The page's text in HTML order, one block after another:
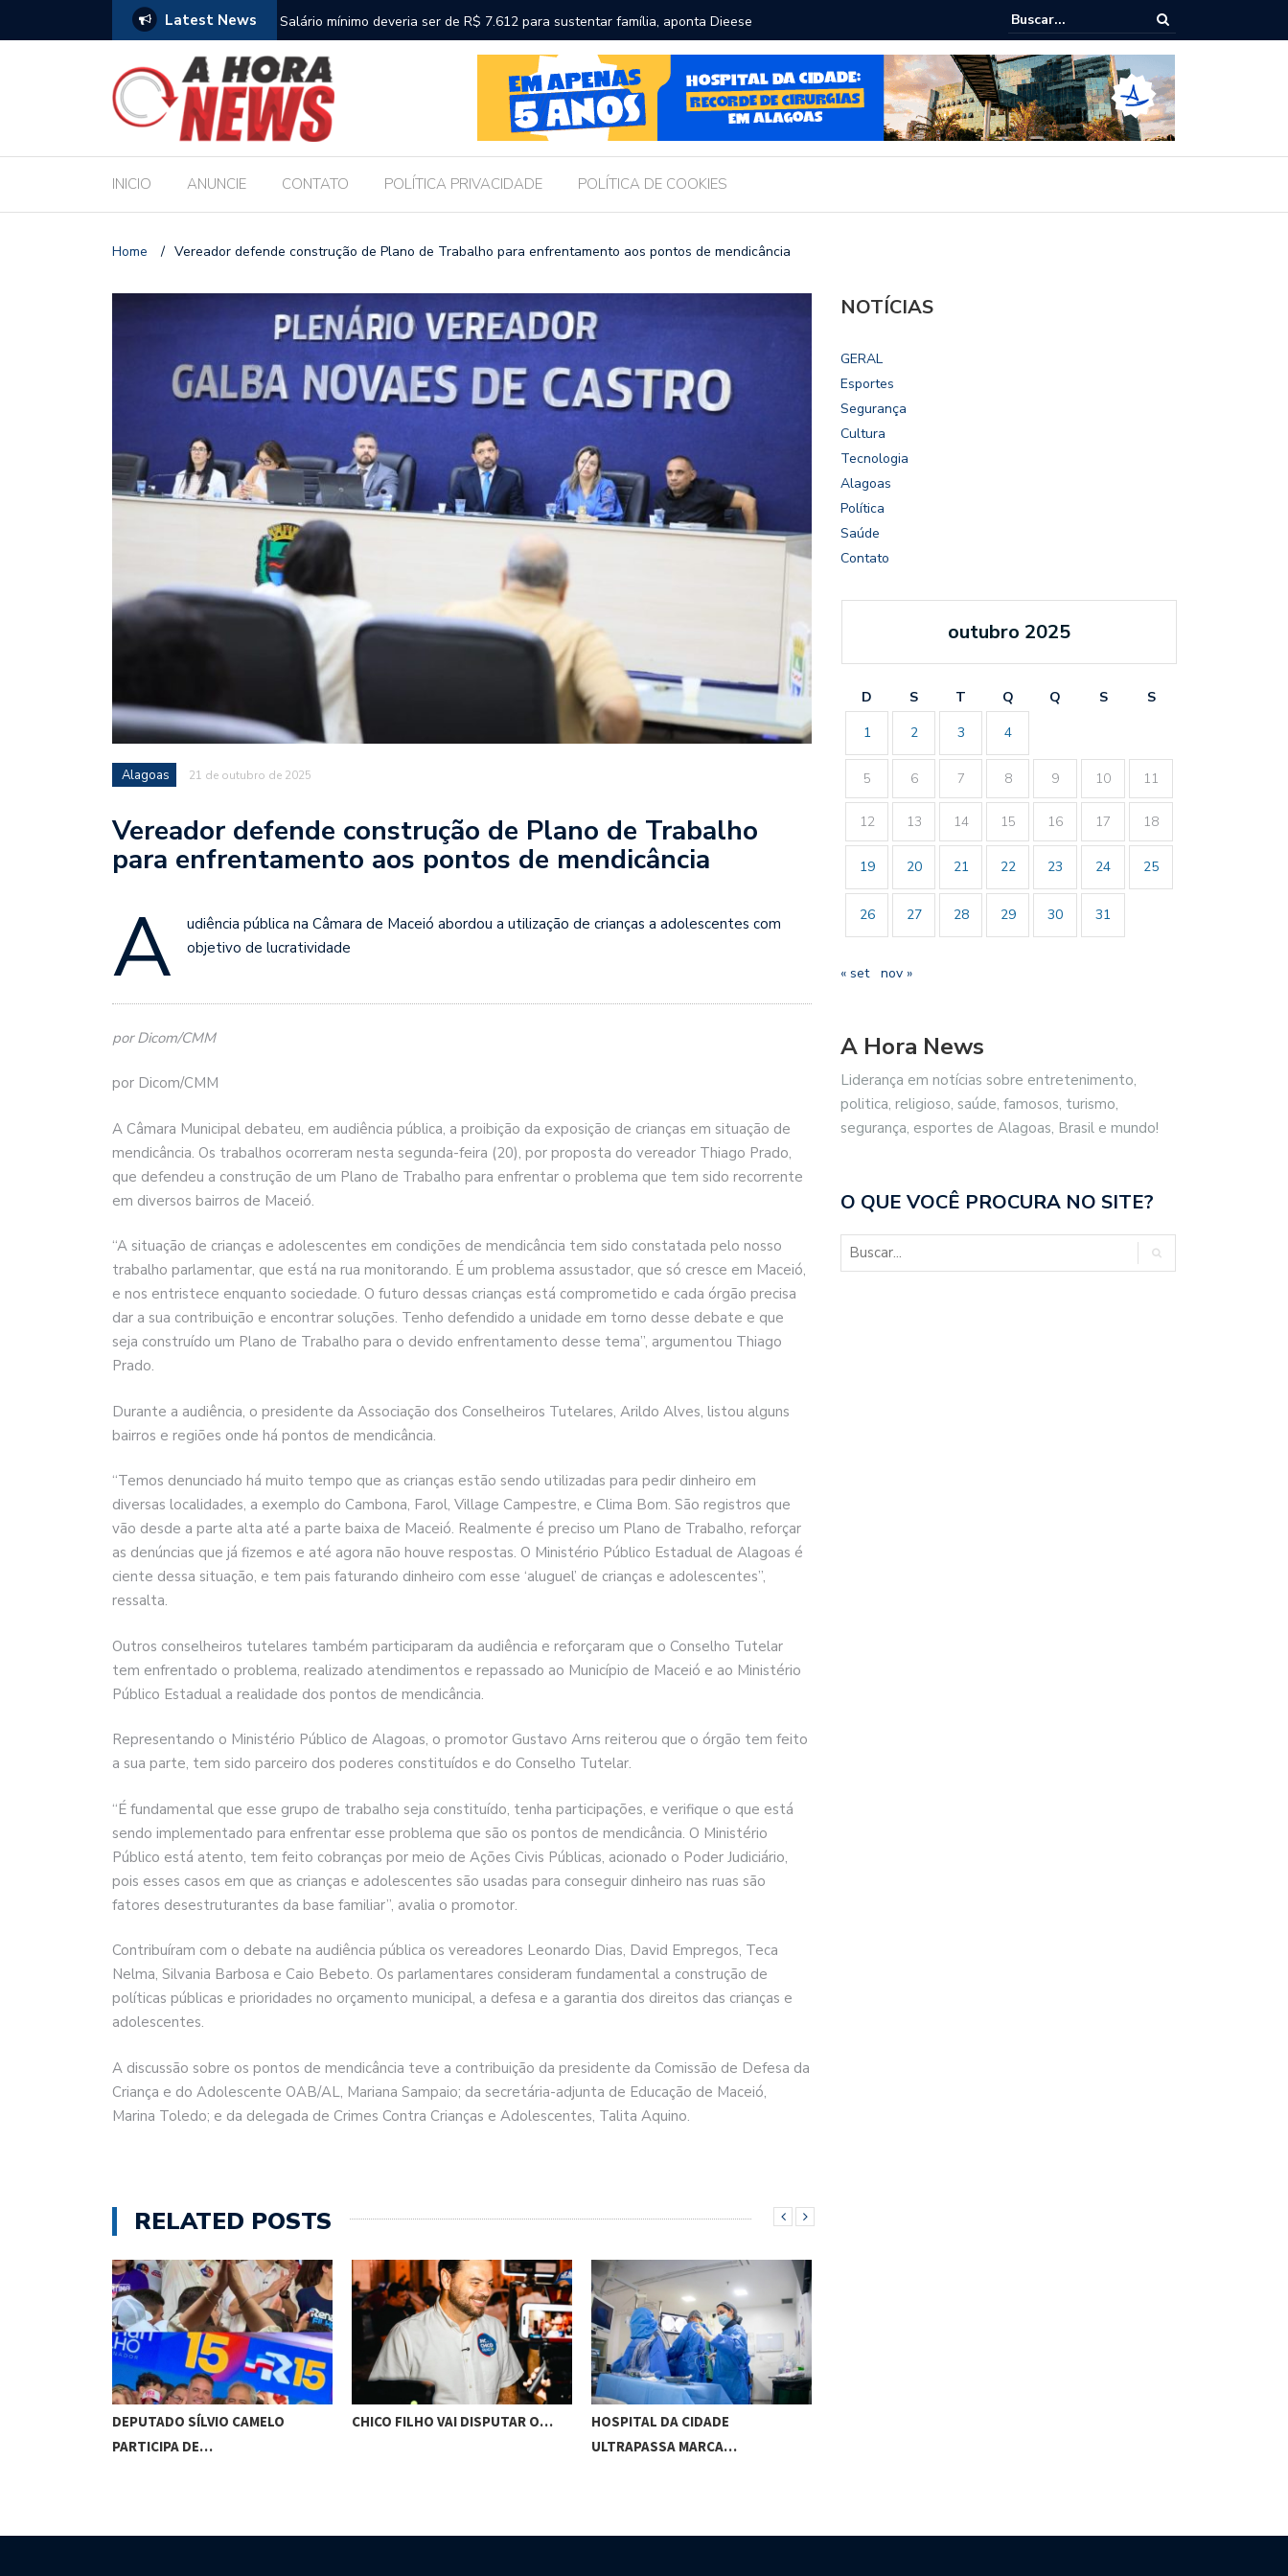
Latest News
sustentar família, aponta Dieese
Deputado Sílvio Camelo participa de convenção que oficializa candidaturas de Renan
Filho ao Governo e Renan Calheiros ao Senado
Chico Filho vai disputar o mandato de deputado federal nas eleições 2026
INICIO ANUNCIE CONTATO POLÍTICA PRIVACIDADE POLÍTICA DE COOKIES
Home / Vereador defende construção de Plano de Trabalho para enfrentamento aos pontos de mendicância
Alagoas 21 de outubro de 2025
Vereador defende construção de Plano de Trabalho
para enfrentamento aos pontos de mendicância
A
udiência pública na Câmara de Maceió abordou a utilização de crianças a adolescentes com
objetivo de lucratividade
por Dicom/CMM
por Dicom/CMM
A Câmara Municipal debateu, em audiência pública, a proibição da exposição de crianças em situação de
mendicância. Os trabalhos ocorreram nesta segunda-feira (20), por proposta do vereador Thiago Prado,
que defendeu a construção de um Plano de Trabalho para enfrentar o problema que tem sido recorrente
em diversos bairros de Maceió.
“A situação de crianças e adolescentes em condições de mendicância tem sido constatada pelo nosso
trabalho parlamentar, que está na rua monitorando. É um problema assustador, que só cresce em Maceió,
e nos entristece enquanto sociedade. O futuro dessas crianças está comprometido e cada órgão precisa
dar a sua contribuição e encontrar soluções. Tenho defendido a unidade em torno desse debate e que
seja construído um Plano de Trabalho para o devido enfrentamento desse tema”, argumentou Thiago
Prado.
Durante a audiência, o presidente da Associação dos Conselheiros Tutelares, Arildo Alves, listou alguns
bairros e regiões onde há pontos de mendicância.
“Temos denunciado há muito tempo que as crianças estão sendo utilizadas para pedir dinheiro em
diversas localidades, a exemplo do Cambona, Farol, Village Campestre, e Clima Bom. São registros que
vão desde a parte alta até a parte baixa de Maceió. Realmente é preciso um Plano de Trabalho, reforçar
as denúncias que já fizemos e até agora não houve respostas. O Ministério Público Estadual de Alagoas é
ciente dessa situação, e tem pais faturando dinheiro com esse ‘aluguel’ de crianças e adolescentes”,
ressalta.
Outros conselheiros tutelares também participaram da audiência e reforçaram que o Conselho Tutelar
tem enfrentado o problema, realizado atendimentos e repassado ao Município de Maceió e ao Ministério
Público Estadual a realidade dos pontos de mendicância.
Representando o Ministério Público de Alagoas, o promotor Gustavo Arns reiterou que o órgão tem feito
a sua parte, tem sido parceiro dos poderes constituídos e do Conselho Tutelar.
“É fundamental que esse grupo de trabalho seja constituído, tenha participações, e verifique o que está
sendo implementado para enfrentar esse problema que são os pontos de mendicância. O Ministério
Público está atento, tem feito cobranças por meio de Ações Civis Públicas, acionado o Poder Judiciário,
pois esses casos em que as crianças e adolescentes são usadas para conseguir dinheiro nas ruas são
fatores desestruturantes da base familiar”, avalia o promotor.
Contribuíram com o debate na audiência pública os vereadores Leonardo Dias, David Empregos, Teca
Nelma, Silvania Barbosa e Caio Bebeto. Os parlamentares consideram fundamental a construção de
políticas públicas e prioridades no orçamento municipal, a defesa e a garantia dos direitos das crianças e
adolescentes.
A discussão sobre os pontos de mendicância teve a contribuição da presidente da Comissão de Defesa da
Criança e do Adolescente OAB/AL, Mariana Sampaio; da secretária-adjunta de Educação de Maceió,
Marina Toledo; e da delegada de Crimes Contra Crianças e Adolescentes, Talita Aquino.
RELATED POSTS
DEPUTADO SÍLVIO CAMELO
PARTICIPA DE…
CHICO FILHO VAI DISPUTAR O…
HOSPITAL DA CIDADE
ULTRAPASSA MARCA…
NOTÍCIAS
GERAL
Esportes
Segurança
Cultura
Tecnologia
Alagoas
Política
Saúde
Contato
outubro 2025
D S T Q Q S
S
1
2 3 4
5 6 7 8 9 10 11
12 13 14 15 16 17 18
19 20 21 22 23 24 25
26 27 28 29 30 31
« set nov »
A Hora News
Liderança em notícias sobre entretenimento,
politica, religioso, saúde, famosos, turismo,
segurança, esportes de Alagoas, Brasil e mundo!
O QUE VOCÊ PROCURA NO SITE?